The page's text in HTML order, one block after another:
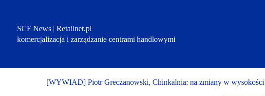
SCF News | Retailnet.pl
komercjalizacja i zarządzanie centrami handlowymi
[WYWIAD] Piotr Greczanowski, Chinkalnia: na zmiany w